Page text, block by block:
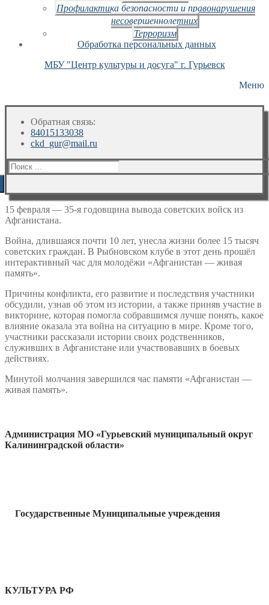
Профилактика безопасности и правонарушения
несовершеннолетних
Терроризм
Обработка персональных данных
МБУ "Центр культуры и досуга" г. Гурьевск
Меню
Обратная связь:
84015133038
ckd_gur@mail.ru
Искать:
15 февраля — 35-я годовщина вывода советских войск из
Афганистана.
Война, длившаяся почти 10 лет, унесла жизни более 15 тысяч
советских граждан. В Рыбновском клубе в этот день прошёл
интерактивный час для молодёжи «Афганистан — живая
память».
Причины конфликта, его развитие и последствия участники
обсудили, узнав об этом из истории, а также приняв участие в
викторине, которая помогла собравшимся лучше понять, какое
влияние оказала эта война на ситуацию в мире. Кроме того,
участники рассказали истории своих родственников,
служивших в Афганистане или участвовавших в боевых
действиях.
Минутой молчания завершился час памяти «Афганистан —
живая память».
Администрация МО «Гурьевский муниципальный округ
Калининградской области»
Государственные Муниципальные учреждения
КУЛЬТУРА РФ